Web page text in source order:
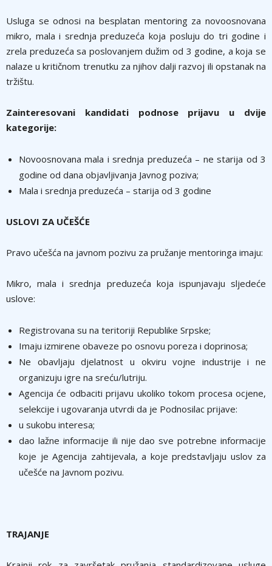
Usluga se odnosi na besplatan mentoring za novoosnovana
mikro, mala i srednja preduzeća koja posluju do tri godine i
zrela preduzeća sa poslovanjem dužim od 3 godine, a koja se
nalaze u kritičnom trenutku za njihov dalji razvoj ili opstanak na
tržištu.
Zainteresovani kandidati podnose prijavu u dvije
kategorije:
Novoosnovana mala i srednja preduzeća – ne starija od 3
godine od dana objavljivanja Javnog poziva;
Mala i srednja preduzeća – starija od 3 godine
USLOVI ZA UČEŠĆE
Pravo učešća na javnom pozivu za pružanje mentoringa imaju:
Mikro, mala i srednja preduzeća koja ispunjavaju sljedeće
uslove:
Registrovana su na teritoriji Republike Srpske;
Imaju izmirene obaveze po osnovu poreza i doprinosa;
Ne obavljaju djelatnost u okviru vojne industrije i ne
organizuju igre na sreću/lutriju.
Agencija će odbaciti prijavu ukoliko tokom procesa ocjene,
selekcije i ugovaranja utvrdi da je Podnosilac prijave:
u sukobu interesa;
dao lažne informacije ili nije dao sve potrebne informacije
koje je Agencija zahtijevala, a koje predstavljaju uslov za
učešće na Javnom pozivu.
TRAJANJE